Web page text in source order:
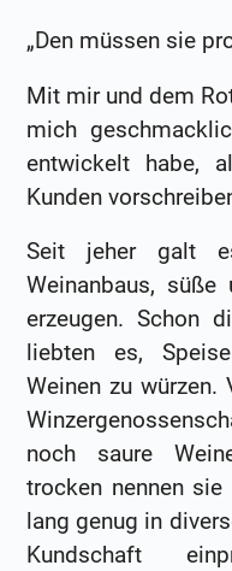
„Den müssen sie
Mit mir und dem
mich
entwickelt habe,
Kunden
Seit jeher galt
Weinanbaus,
erzeugen. Schon
liebten es,
Weinen zu würzen.
noch saure
trocken nennen
lang genug in
Kundschaft